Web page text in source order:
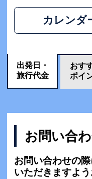
カレンダ
出発日・
旅行代金
おす
ポイ
お問い合
お問い合わせの
いただきますよう